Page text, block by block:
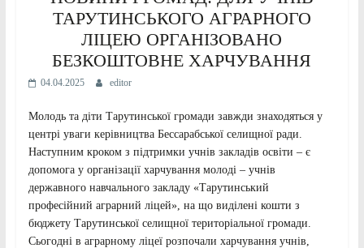
ТАРУТИНСЬКОГО АГРАРНОГО
ЛІЦЕЮ ОРГАНІЗОВАНО
БЕЗКОШТОВНЕ ХАРЧУВАННЯ
04.04.2025 editor
Молодь та діти Тарутинської громади завжди знаходяться у
центрі уваги керівництва Бессарабської селищної ради.
Наступним кроком з підтримки учнів закладів освіти – є
допомога у організації харчування молоді – учнів
державного навчального закладу «Тарутинський
професійний аграрний ліцей», на що виділені кошти з
бюджету Тарутинської селищної територіальної громади.
Сьогодні в аграрному ліцеї розпочали харчування учнів,